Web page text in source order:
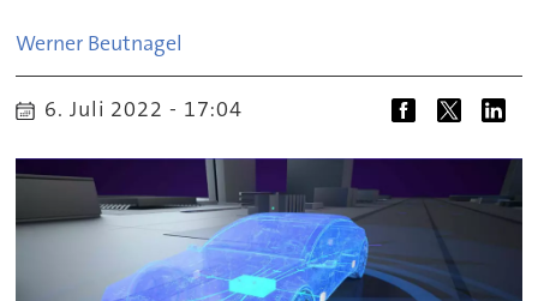
Werner Beutnagel
6. Juli 2022 - 17:04